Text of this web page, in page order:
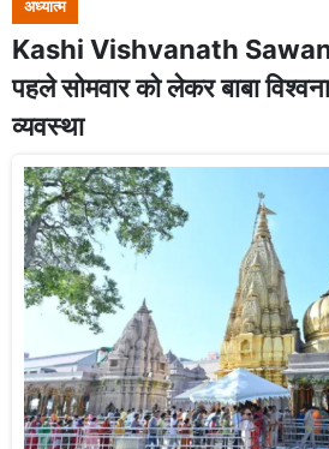
अध्यात्म
Kashi Vishvanath
पहले सोमवार को लेकर बाबा
व्यवस्था